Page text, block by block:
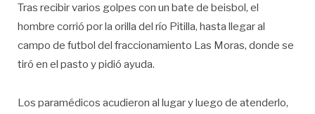
Tras recibir varios golpes con un bate de beisbol, el
hombre corrió por la orilla del río Pitilla, hasta llegar al
campo de futbol del fraccionamiento Las Moras, donde se
tiró en el pasto y pidió ayuda.
Los paramédicos acudieron al lugar y luego de atenderlo,